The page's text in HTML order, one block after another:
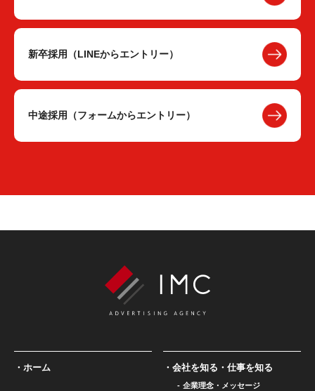
新卒採用（LINEからエントリー）
中途採用（フォームからエントリー）
ホーム 会社を知る・仕事を知る
企業理念・メッセージ